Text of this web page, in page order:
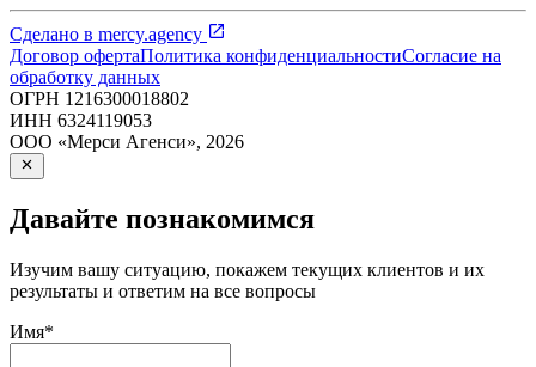
Сделано в mercy.agency
Договор офертаПолитика конфиденциальностиСогласие на
обработку данных
ОГРН 1216300018802
ИНН 6324119053
ООО «Мерси Агенси», 2026
Давайте познакомимся
Изучим вашу ситуацию, покажем текущих клиентов и их
результаты и ответим на все вопросы
Имя*